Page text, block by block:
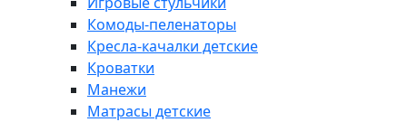
Комоды-пеленаторы
Кресла-качалки детские
Кроватки
Манежи
Матрасы детские